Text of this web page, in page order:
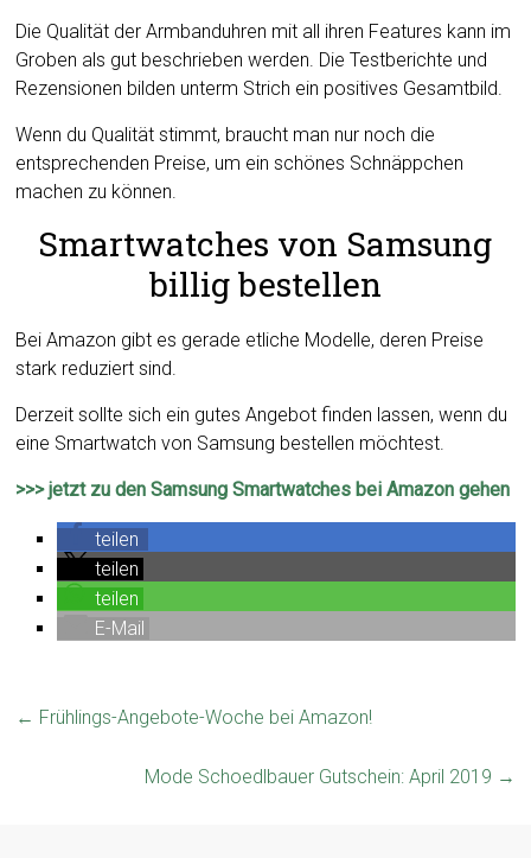
Die Qualität der Armbanduhren mit all ihren Features kann im
Groben als gut beschrieben werden. Die Testberichte und
Rezensionen bilden unterm Strich ein positives Gesamtbild.
Wenn du Qualität stimmt, braucht man nur noch die
entsprechenden Preise, um ein schönes Schnäppchen
machen zu können.
Smartwatches von Samsung
billig bestellen
Bei Amazon gibt es gerade etliche Modelle, deren Preise
stark reduziert sind.
Derzeit sollte sich ein gutes Angebot finden lassen, wenn du
eine Smartwatch von Samsung bestellen möchtest.
>>> jetzt zu den Samsung Smartwatches bei Amazon gehen
teilen
teilen
teilen
E-Mail
← Frühlings-Angebote-Woche bei Amazon!
Mode Schoedlbauer Gutschein: April 2019 →